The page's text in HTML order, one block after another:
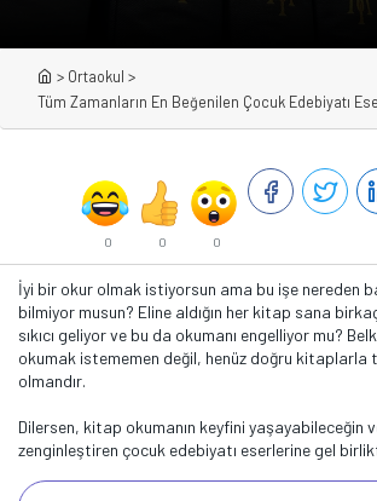
> Ortaokul >
Tüm Zamanların En Beğenilen Çocuk Edebiyatı
0 0 0
İyi bir okur olmak istiyorsun ama bu işe nereden
bilmiyor musun? Eline aldığın her kitap sana
sıkıcı geliyor ve bu da okumanı engelliyor mu?
okumak istememen değil, henüz doğru kitaplarla
olmandır.
Dilersen, kitap okumanın keyfini yaşayabileceğin
zenginleştiren çocuk edebiyatı eserlerine gel